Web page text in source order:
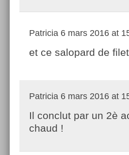
Patricia 6 mars 2016 at
et ce salopard de
Patricia 6 mars 2016 at
Il conclut par un 2è
chaud !